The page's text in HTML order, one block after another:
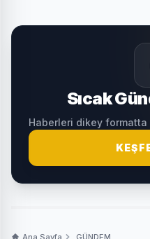
Sıcak
Haberleri dikey formatta
Ana Sayfa GÜNDEM